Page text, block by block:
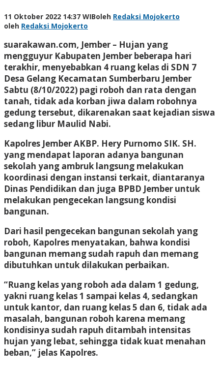
11 Oktober 2022 14:37 WIBoleh Redaksi Mojokerto
oleh Redaksi Mojokerto
suarakawan.com, Jember – Hujan yang
mengguyur Kabupaten Jember beberapa hari
terakhir, menyebabkan 4 ruang kelas di SDN 7
Desa Gelang Kecamatan Sumberbaru Jember
Sabtu (8/10/2022) pagi roboh dan rata dengan
tanah, tidak ada korban jiwa dalam robohnya
gedung tersebut, dikarenakan saat kejadian siswa
sedang libur Maulid Nabi.
Kapolres Jember AKBP. Hery Purnomo SIK. SH.
yang mendapat laporan adanya bangunan
sekolah yang ambruk langsung melakukan
koordinasi dengan instansi terkait, diantaranya
Dinas Pendidikan dan juga BPBD Jember untuk
melakukan pengecekan langsung kondisi
bangunan.
Dari hasil pengecekan bangunan sekolah yang
roboh, Kapolres menyatakan, bahwa kondisi
bangunan memang sudah rapuh dan memang
dibutuhkan untuk dilakukan perbaikan.
“Ruang kelas yang roboh ada dalam 1 gedung,
yakni ruang kelas 1 sampai kelas 4, sedangkan
untuk kantor, dan ruang kelas 5 dan 6, tidak ada
masalah, bangunan roboh karena memang
kondisinya sudah rapuh ditambah intensitas
hujan yang lebat, sehingga tidak kuat menahan
beban,” jelas Kapolres.